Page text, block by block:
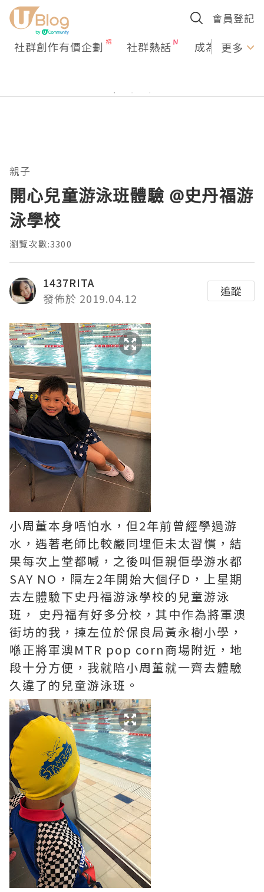
會員登記
社群創作有價企劃 社群熱話 成為U更多
親子
開心兒童游泳班體驗 @史丹福游
泳學校
瀏覽次數:3300
1437RITA
發佈於 2019.04.12
追蹤
小周董本身唔怕水，但2年前曾經學過游
水，遇著老師比較嚴同埋佢未太習慣，結
果每次上堂都喊，之後叫佢親佢學游水都
SAY NO，隔左2年開始大個仔D，上星期
去左體驗下史丹福游泳學校的兒童游泳
班， 史丹福有好多分校，其中作為將軍澳
街坊的我，揀左位於保良局黃永樹小學，
喺正將軍澳MTR pop corn商場附近，地
段十分方便，我就陪小周董就一齊去體驗
久違了的兒童游泳班。